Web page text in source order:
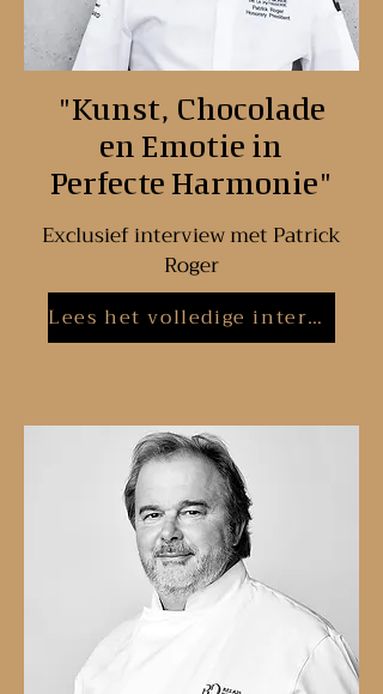
"Kunst, Chocolade
en Emotie in
Perfecte Harmonie"
Exclusief interview met Patrick
Roger
Lees het volledige interview